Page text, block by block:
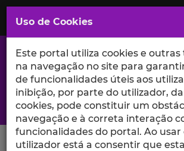
Saltar
para
Conteúdo
Principal
A excelência da investigação e ciência
Search Button
Uso de Cookies
Este portal utiliza cookies e outras
na navegação no site para
de funcionalidades úteis aos
inibição, por parte do utilizador,
cookies, pode constituir um
navegação e à correta interação
funcionalidades do portal. Ao usar
utilizador está a consentir que